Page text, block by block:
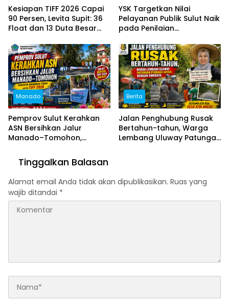
Kesiapan TIFF 2026 Capai
90 Persen, Levita Supit: 36
Float dan 13 Duta Besar
YSK Targetkan Nilai
Pelayanan Publik Sulut Naik
pada Penilaian
Manado
Pemprov Sulut Kerahkan
ASN Bersihkan Jalur
Manado–Tomohon,
untuk TIFF 2026
Berita
Jalan Penghubung Rusak
Bertahun-tahun, Warga
Lembang Uluway Patungan
Tinggalkan Balasan
Alamat email Anda tidak akan dipublikasikan. Ruas yang
wajib ditandai *